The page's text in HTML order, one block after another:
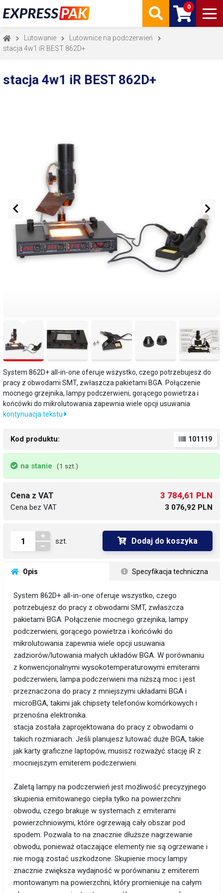
0
Lutowanie
Lutownice na podczerwień
stacja 4w1 iR BEST 862D+
stacja 4w1 iR BEST 862D+
System 862D+ all-in-one oferuje wszystko, czego potrzebujesz do
pracy z obwodami SMT, zwłaszcza pakietami BGA. Połączenie
mocnego grzejnika, lampy podczerwieni, gorącego powietrza i
końcówki do mikrolutowania zapewnia wiele opcji usuwania
kontynuacja tekstu
Kod produktu: 101119
na stanie (1 szt.)
Cena z VAT
Cena bez VAT
3 784,61 PLN
3 076,92 PLN
szt. Dodaj do koszyka
Opis Specyfikacja techniczna
System 862D+ all-in-one oferuje wszystko, czego
potrzebujesz do pracy z obwodami SMT, zwłaszcza
pakietami BGA. Połączenie mocnego grzejnika, lampy
podczerwieni, gorącego powietrza i końcówki do
mikrolutowania zapewnia wiele opcji usuwania
zadziorów/lutowania małych układów BGA. W porównaniu
z konwencjonalnymi wysokotemperaturowymi emiterami
podczerwieni, lampa podczerwieni ma niższą moc i jest
przeznaczona do pracy z mniejszymi układami BGA i
microBGA, takimi jak chipsety telefonów komórkowych i
przenośna elektronika.
stacja została zaprojektowana do pracy z obwodami o
takich rozmiarach. Jeśli planujesz lutować duże BGA, takie
jak karty graficzne laptopów, musisz rozważyć stację iR z
mocniejszym emiterem podczerwieni.
Zaletą lampy na podczerwień jest możliwość precyzyjnego
skupienia emitowanego ciepła tylko na powierzchni
obwodu, czego brakuje w systemach z emiterami
powierzchniowymi, które ogrzewają cały obszar pod
spodem. Pozwala to na znacznie dłuższe nagrzewanie
obwodu, ponieważ otaczające elementy nie są ogrzewane i
nie mogą zostać uszkodzone. Skupienie mocy lampy
znacznie zwiększa wydajność w porównaniu z emiterem
montowanym na powierzchni, który promieniuje na całym